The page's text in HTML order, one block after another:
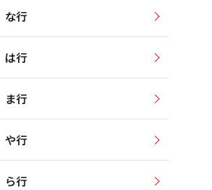
な行
は行
ま行
や行
ら行